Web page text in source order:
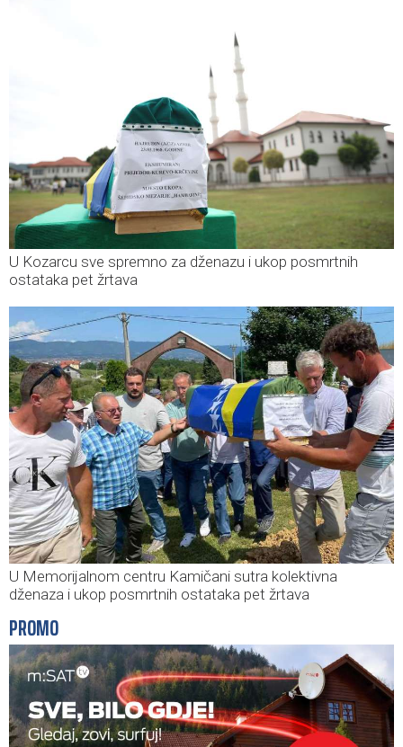
U Kozarcu sve spremno za dženazu i ukop posmrtnih
ostataka pet žrtava
U Memorijalnom centru Kamičani sutra kolektivna
dženaza i ukop posmrtnih ostataka pet žrtava
PROMO